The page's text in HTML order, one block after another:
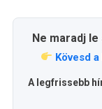
Ne maradj
Kövesd
A legfrissebb